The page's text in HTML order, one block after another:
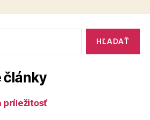
články
príležitosť